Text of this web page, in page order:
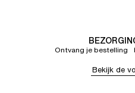
Ontvang je bestelling
Bekijk de